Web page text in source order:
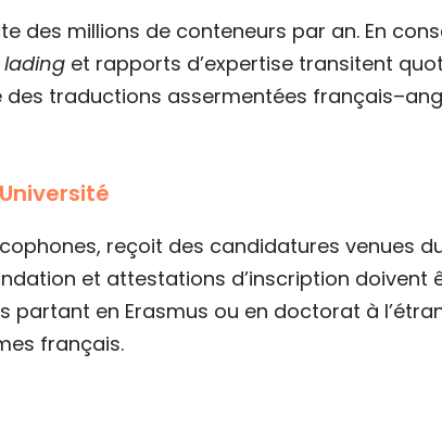
des millions de conteneurs par an. En
lading et rapports d’expertise transitent
des traductions assermentées
reçoit des candidatures venues
et attestations d’inscription
partant en Erasmus ou en doctorat à
français.